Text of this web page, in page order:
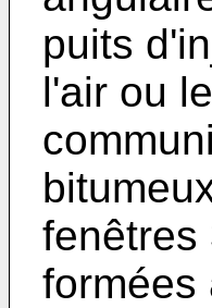
puits
l'air ou
fenêtres
formées